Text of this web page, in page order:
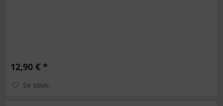
12,90 € *
Se souv.